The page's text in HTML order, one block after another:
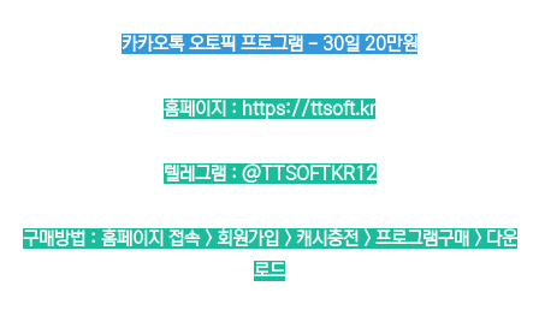
카카오톡 오토픽 프로그램 - 30일 20만원
홈페이지 : https://ttsoft.kr
텔레그램 : @TTSOFTKR12
구매방법 : 홈페이지 접속 > 회원가입 > 캐시충전 > 프로그램구매 > 다운
로드